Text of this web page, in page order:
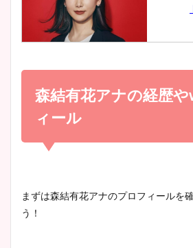
とめ
宇賀神
池谷
小室瑛
め！足
wiki
森結有花アナの経歴
ィール
まずは森結有花アナのプロフィールを
う！